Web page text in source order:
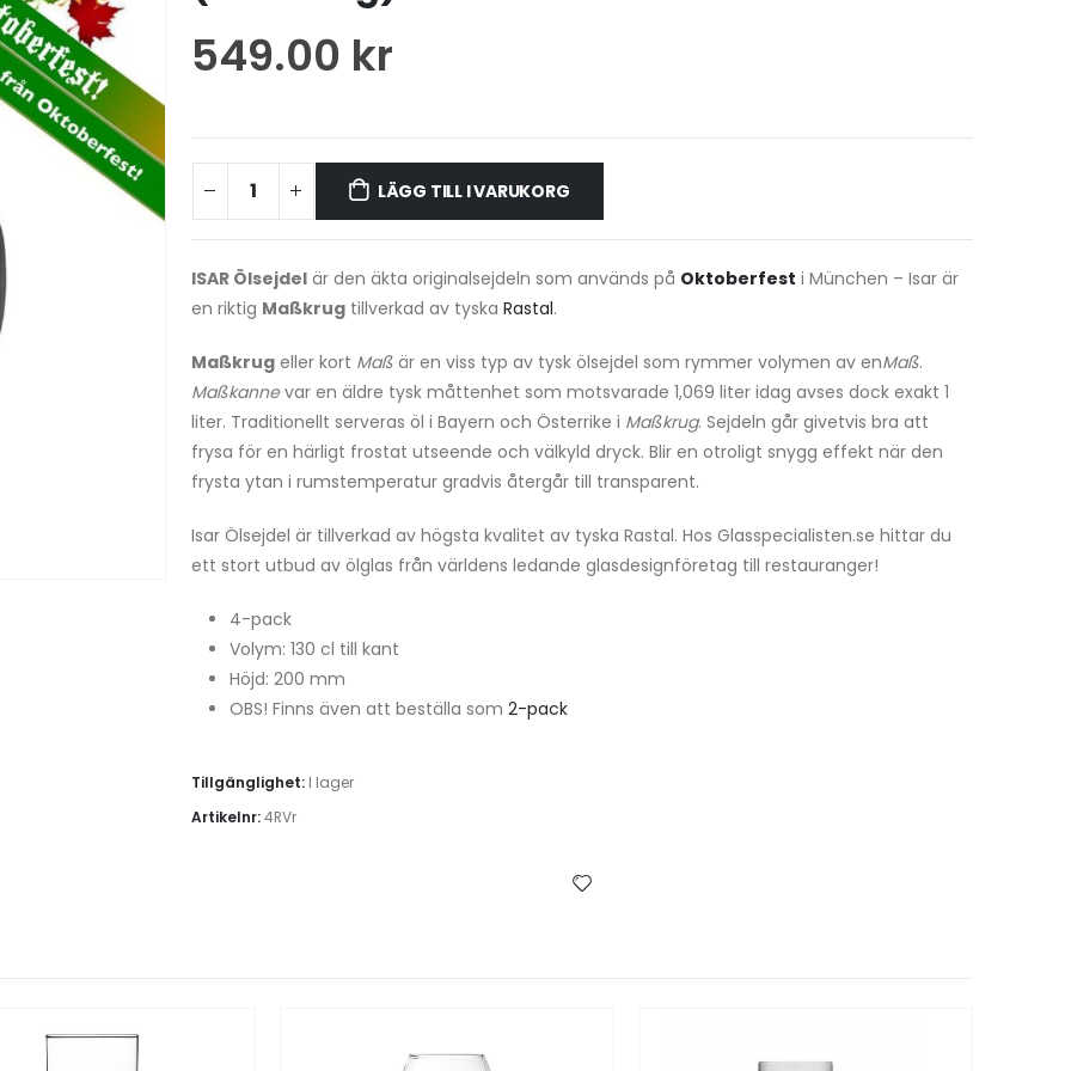
549.00 kr
LÄGG TILL I VARUKORG
ISAR Ölsejdelär den äkta originalsejdeln som används på Oktoberfest i München – Isar är
en riktig Maßkrugtillverkad av tyska Rastal.
Maßkrugeller kort Maßär en viss typ av tysk ölsejdel som rymmer volymen av enMaß.
Maßkannevar en äldre tysk måttenhet som motsvarade 1,069 liter idag avses dock exakt 1
liter. Traditionellt serveras öl i Bayern och Österrike i Maßkrug. Sejdeln går givetvis bra att
frysa för en härligt frostat utseende och välkyld dryck. Blir en otroligt snygg effekt när den
frysta ytan i rumstemperatur gradvis återgår till transparent.
Isar Ölsejdel är tillverkad av högsta kvalitet av tyska Rastal. Hos Glasspecialisten.se hittar du
ett stort utbud av ölglas från världens ledande glasdesignföretag till restauranger!
4-pack
Volym: 130 cl till kant
Höjd: 200 mm
OBS! Finns även att beställa som 2-pack
Tillgänglighet: I lager
Artikelnr:4RVr